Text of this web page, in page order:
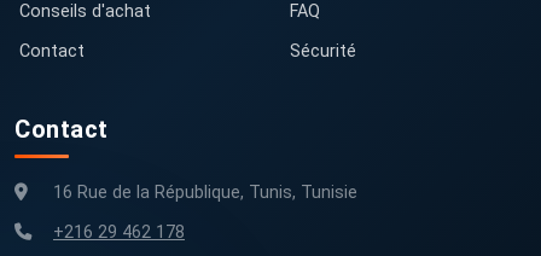
Conseils d'achat
Contact
FAQ
Sécurité
Contact
16 Rue de la République, Tunis, Tunisie
+216 29 462 178